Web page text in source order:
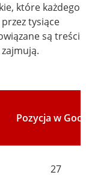
które każdego
tysiące
są treści
Pozycja w
27